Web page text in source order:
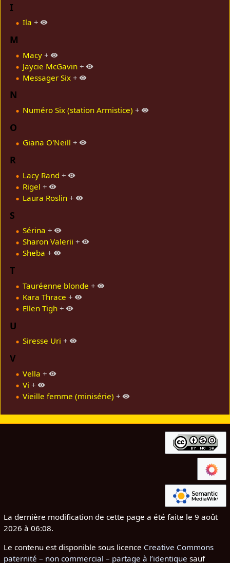
I
Ila +
M
Macy +
Jaycie McGavin +
Messager Six +
N
Numéro Six (station Armistice) +
O
Giana O'Neill +
R
Lacy Rand +
Rigel +
Laura Roslin +
S
Sérina +
Sharon Valerii +
Sheba +
T
Tauréenne blonde +
Kara Thrace +
Ellen Tigh +
U
Siresse Uri +
V
Vella +
Vi +
Vieille femme (minisérie) +
La dernière modification de cette page a été faite le 9 août
2026 à 06:08.
Le contenu est disponible sous licence Creative Commons
paternité – non commercial – partage à l’identique sauf